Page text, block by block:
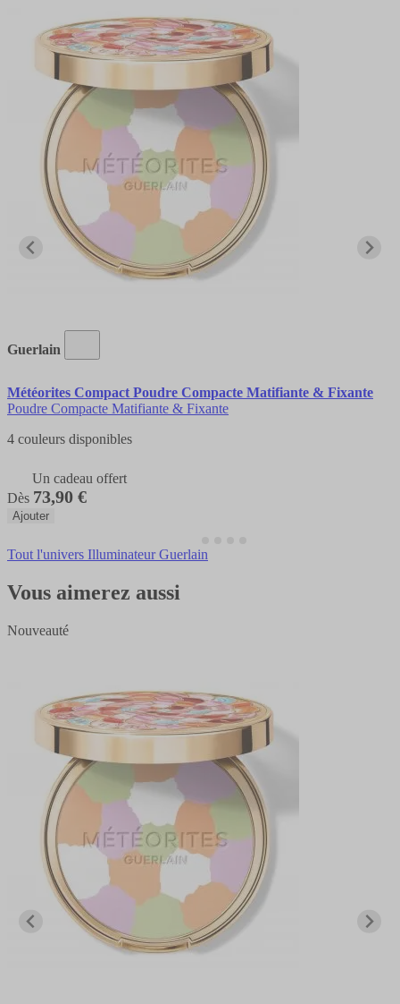
Guerlain
Météorites Compact Poudre Compacte Matifiante & Fixante
Poudre Compacte Matifiante & Fixante
4 couleurs disponibles
Un cadeau offert
Dès 73,90 €
Ajouter
Tout l'univers Illuminateur Guerlain
Vous aimerez aussi
Nouveauté